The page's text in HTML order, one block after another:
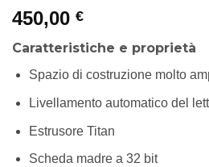
450,00 €
Caratteristiche e proprietà
Spazio di costruzione molto
Livellamento automatico del
Estrusore Titan
Scheda madre a 32 bit